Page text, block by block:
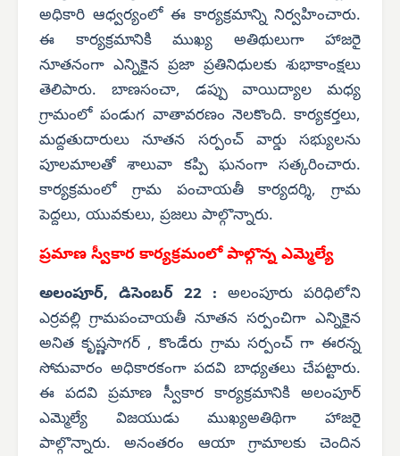
అధికారి ఆధ్వర్యంలో ఈ కార్యక్రమాన్ని నిర్వహించారు.
ఈ కార్యక్రమానికి ముఖ్య అతిథులుగా హాజరై
నూతనంగా ఎన్నికైన ప్రజా ప్రతినిధులకు శుభాకాంక్షలు
తెలిపారు. బాణసంచా, డప్పు వాయిద్యాల మధ్య
గ్రామంలో పండుగ వాతావరణం నెలకొంది. కార్యకర్తలు,
మద్దతుదారులు నూతన సర్పంచ్ వార్డు సభ్యులను
పూలమాలతో శాలువా కప్పి ఘనంగా సత్కరించారు.
కార్యక్రమంలో గ్రామ పంచాయతీ కార్యదర్శి, గ్రామ
పెద్దలు, యువకులు, ప్రజలు పాల్గొన్నారు.
ప్రమాణ స్వీకార కార్యక్రమంలో పాల్గొన్న ఎమ్మెల్యే
అలంపూర్, డిసెంబర్ 22 : అలంపూరు పరిధిలోని
ఎర్రవల్లి గ్రామపంచాయతీ నూతన సర్పంచిగా ఎన్నికైన
అనిత కృష్ణసాగర్ , కొండేరు గ్రామ సర్పంచ్ గా ఈరన్న
సోమవారం అధికారకంగా పదవి బాధ్యతలు చేపట్టారు.
ఈ పదవి ప్రమాణ స్వీకార కార్యక్రమానికి అలంపూర్
ఎమ్మెల్యే విజయుడు ముఖ్యఅతిథిగా హాజరై
పాల్గొన్నారు. అనంతరం ఆయా గ్రామాలకు చెందిన